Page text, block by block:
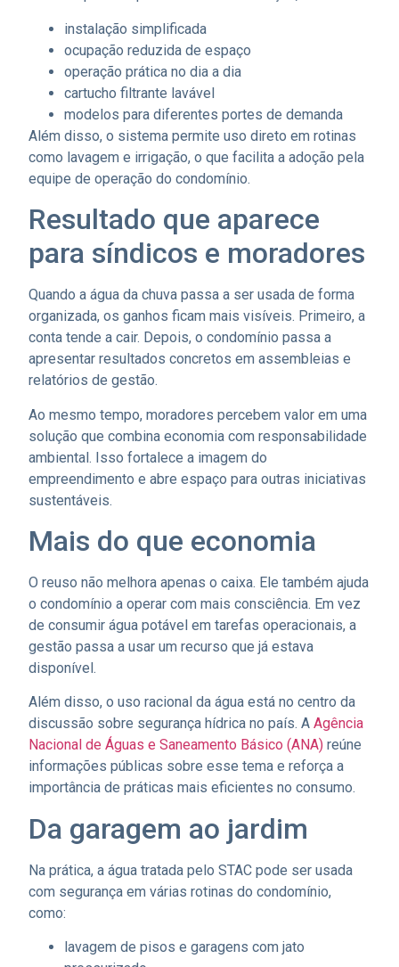
instalação simplificada
ocupação reduzida de espaço
operação prática no dia a dia
cartucho filtrante lavável
modelos para diferentes portes de demanda
Além disso, o sistema permite uso direto em rotinas
como lavagem e irrigação, o que facilita a adoção pela
equipe de operação do condomínio.
Resultado que aparece
para síndicos e moradores
Quando a água da chuva passa a ser usada de forma
organizada, os ganhos ficam mais visíveis. Primeiro, a
conta tende a cair. Depois, o condomínio passa a
apresentar resultados concretos em assembleias e
relatórios de gestão.
Ao mesmo tempo, moradores percebem valor em uma
solução que combina economia com responsabilidade
ambiental. Isso fortalece a imagem do
empreendimento e abre espaço para outras iniciativas
sustentáveis.
Mais do que economia
O reuso não melhora apenas o caixa. Ele também ajuda
o condomínio a operar com mais consciência. Em vez
de consumir água potável em tarefas operacionais, a
gestão passa a usar um recurso que já estava
disponível.
Além disso, o uso racional da água está no centro da
discussão sobre segurança hídrica no país. A Agência
Nacional de Águas e Saneamento Básico (ANA) reúne
informações públicas sobre esse tema e reforça a
importância de práticas mais eficientes no consumo.
Da garagem ao jardim
Na prática, a água tratada pelo STAC pode ser usada
com segurança em várias rotinas do condomínio,
como:
lavagem de pisos e garagens com jato